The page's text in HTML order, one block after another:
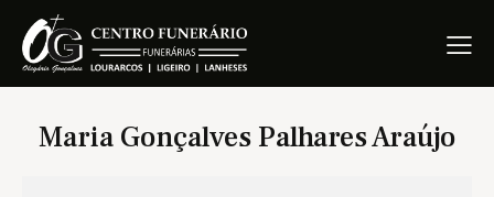
Maria Gonçalves Palhares Araújo